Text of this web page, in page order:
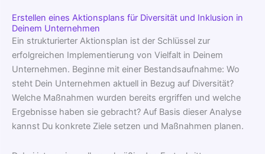
Erstellen eines Aktionsplans für Diversität und Inklusion in
Deinem Unternehmen
Ein strukturierter Aktionsplan ist der Schlüssel zur
erfolgreichen Implementierung von Vielfalt in Deinem
Unternehmen. Beginne mit einer Bestandsaufnahme: Wo
steht Dein Unternehmen aktuell in Bezug auf Diversität?
Welche Maßnahmen wurden bereits ergriffen und welche
Ergebnisse haben sie gebracht? Auf Basis dieser Analyse
kannst Du konkrete Ziele setzen und Maßnahmen planen.